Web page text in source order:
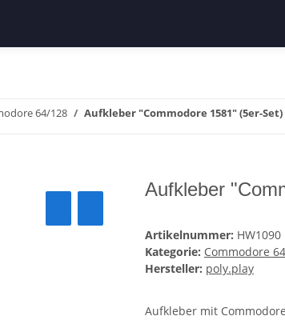
64/128 Aufkleber "Commodore 1581" (5er-Set)
Aufkleber
Artikelnummer: HW1090
Kategorie: Commodore
Hersteller: poly.play
Aufkleber mit